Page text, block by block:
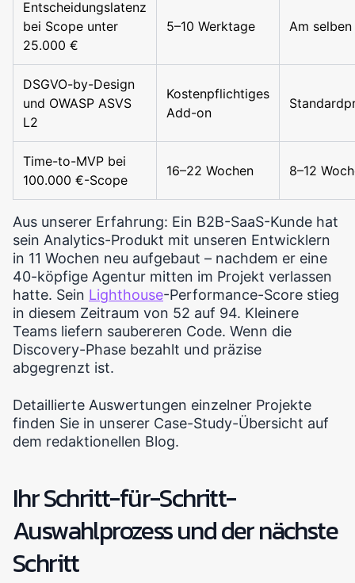
Entscheidungslatenz
bei Scope unter
25.000 €
5–10 Werktage Am selben
DSGVO-by-Design
und OWASP ASVS
L2
Kostenpflichtiges
Add-on
Time-to-MVP bei
100.000 €-Scope
16–22 Wochen 8–12
Aus unserer Erfahrung: Ein B2B-SaaS-Kunde hat
sein Analytics-Produkt mit unseren Entwicklern
in 11 Wochen neu aufgebaut – nachdem er eine
40-köpfige Agentur mitten im Projekt verlassen
hatte. Sein Lighthouse-Performance-Score stieg
in diesem Zeitraum von 52 auf 94. Kleinere
Teams liefern saubereren Code. Wenn die
Discovery-Phase bezahlt und präzise
abgegrenzt ist.
Detaillierte Auswertungen einzelner Projekte
finden Sie in unserer Case-Study-Übersicht auf
dem redaktionellen Blog.
Ihr Schritt-für-Schritt-
Auswahlprozess und der nächste
Schritt